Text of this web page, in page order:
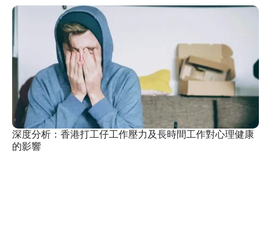
深度分析：香港打工仔工作壓力及長時間工作對心理健康
的影響